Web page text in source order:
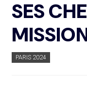
SES
PARIS 2024